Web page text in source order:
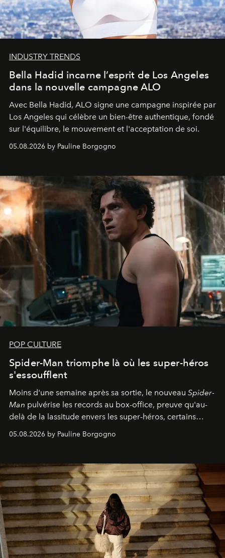
INDUSTRY TRENDS
Bella Hadid incarne l’esprit de Los Angeles
dans la nouvelle campagne ALO
Avec Bella Hadid, ALO signe une campagne inspirée par
Los Angeles qui célèbre un bien-être authentique, fondé
sur l'équilibre, le mouvement et l'acceptation de soi.
05.08.2026 by Pauline Borgogno
POP CULTURE
Spider-Man triomphe là où les super-héros
s'essoufflent
Moins d'une semaine après sa sortie, le nouveau Spider-
Man pulvérise les records au box-office, preuve qu'au-
delà de la lassitude envers les super-héros, certains
personnages continuent de susciter une ferveur intacte.
05.08.2026 by Pauline Borgogno